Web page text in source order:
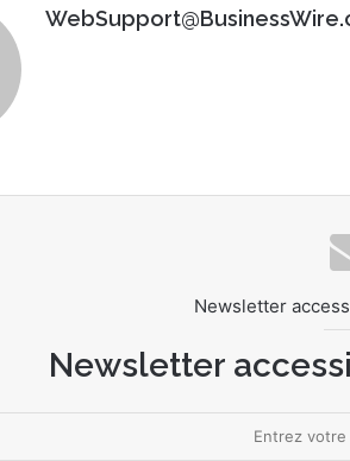
Newsletter
Newsletter